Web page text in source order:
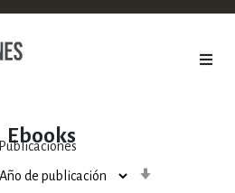
Ebooks
Publicaciones